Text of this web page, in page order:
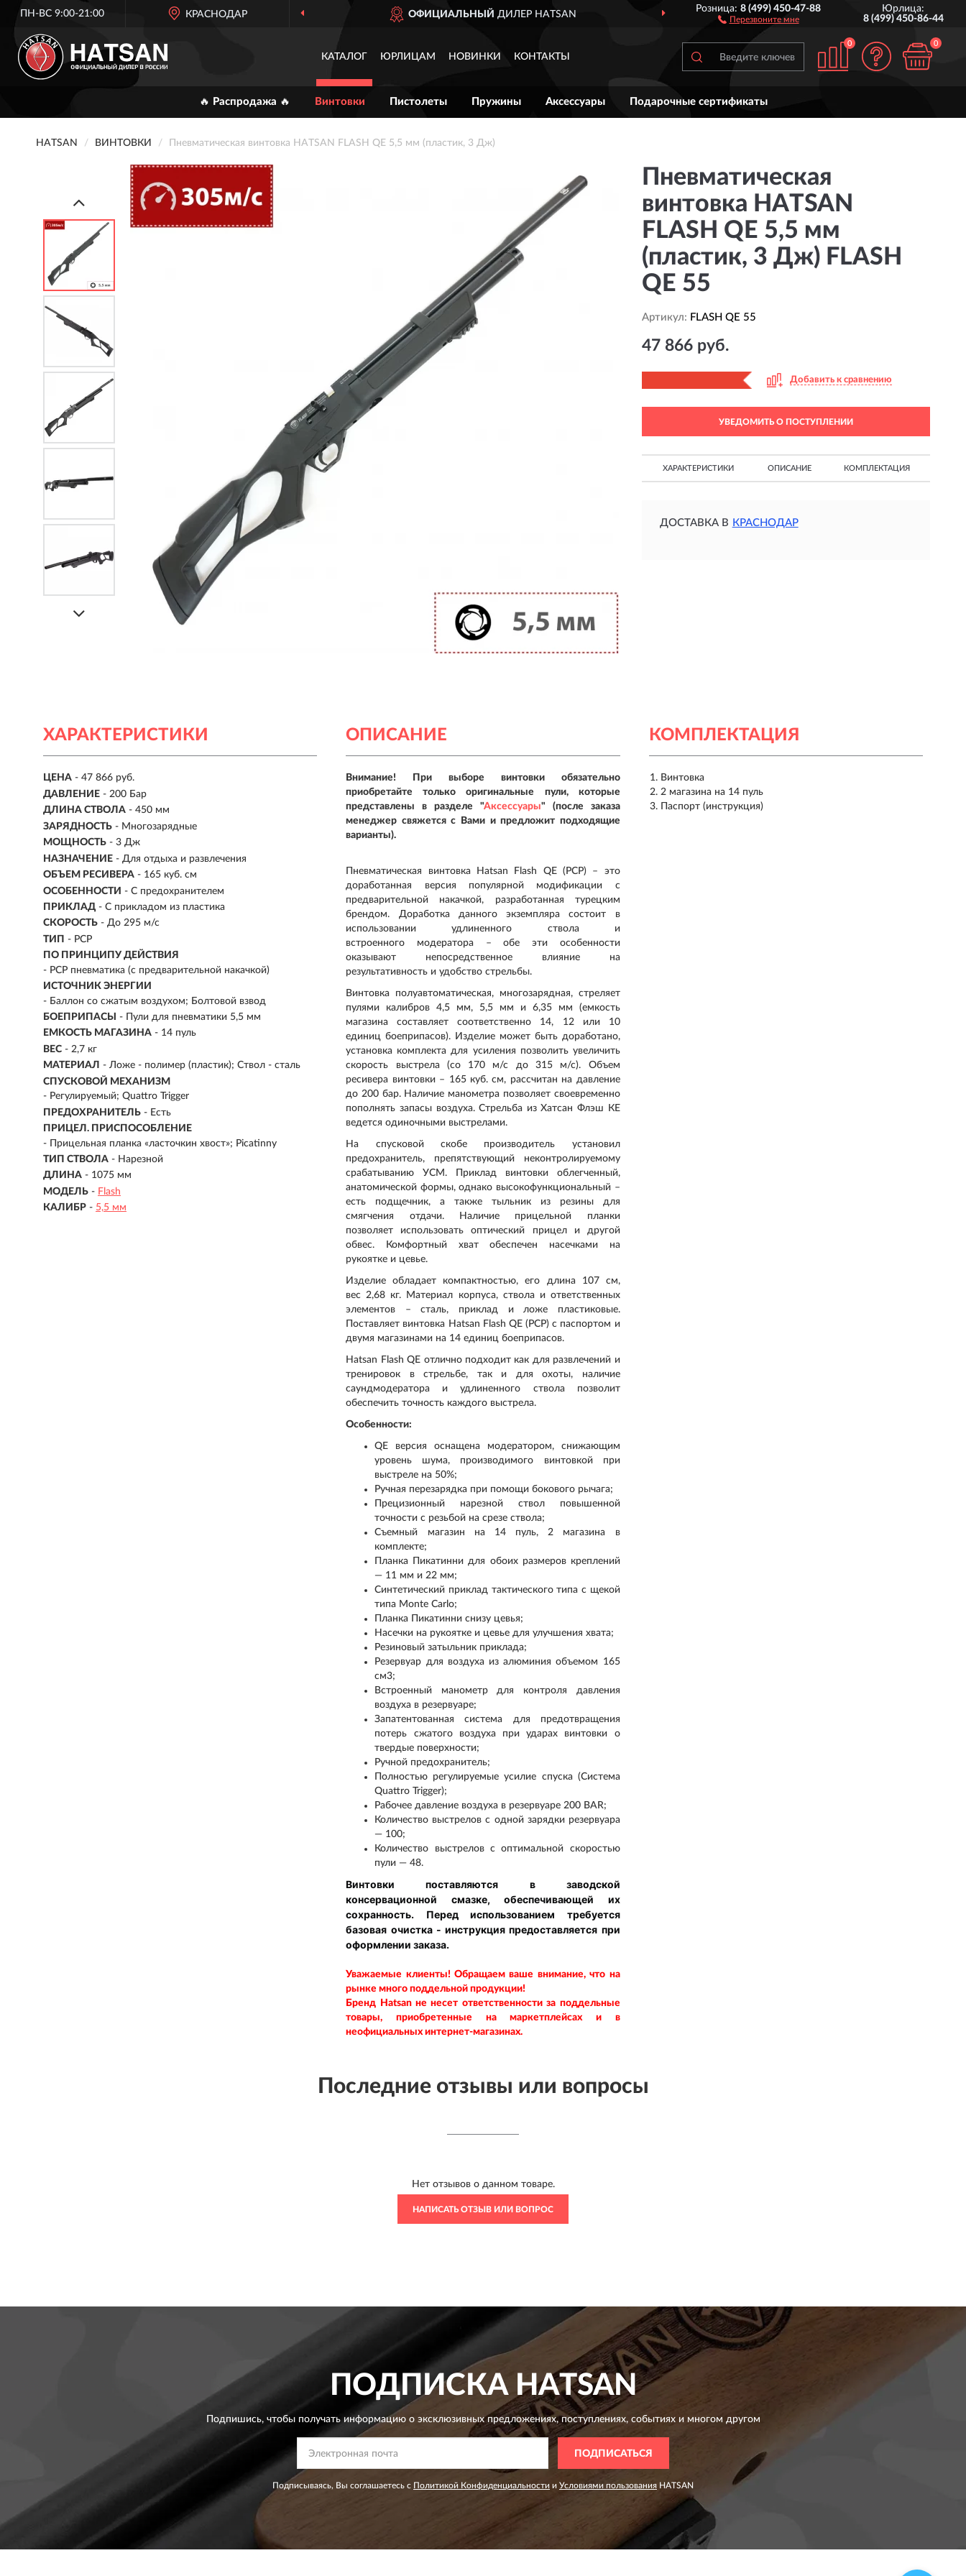
ПН-ВС 9:00-21:00 КРАСНОДАР ОФИЦИАЛЬНЫЙ ДИЛЕР HATSAN ДОСТАВИМ ПО ВСЕЙ РОССИИ
Розница:8 (499) 450-47-88
Перезвоните мне
Юрлица:
8 (499) 450-86-44
КАТАЛОГ ЮРЛИЦАМ НОВИНКИ КОНТАКТЫ
0 0
🔥 Распродажа 🔥 Винтовки Пистолеты Пружины Аксессуары Подарочные сертификаты
HATSAN ВИНТОВКИ Пневматическая винтовка HATSAN FLASH QE 5,5 мм (пластик, 3 Дж)
Пневматическая
винтовка HATSAN
FLASH QE 5,5 мм
(пластик, 3 Дж) FLASH
QE 55
Артикул: FLASH QE 55
47 866 руб.
Добавить к сравнению
УВЕДОМИТЬ О ПОСТУПЛЕНИИ
ХАРАКТЕРИСТИКИ ОПИСАНИЕ КОМПЛЕКТАЦИЯ
ДОСТАВКА В КРАСНОДАР
ХАРАКТЕРИСТИКИ
ЦЕНА - 47 866 руб.
ДАВЛЕНИЕ - 200 Бар
ДЛИНА СТВОЛА - 450 мм
ЗАРЯДНОСТЬ - Многозарядные
МОЩНОСТЬ - 3 Дж
НАЗНАЧЕНИЕ - Для отдыха и развлечения
ОБЪЕМ РЕСИВЕРА - 165 куб. см
ОСОБЕННОСТИ - С предохранителем
ПРИКЛАД - С прикладом из пластика
СКОРОСТЬ - До 295 м/с
ТИП - PCP
ПО ПРИНЦИПУ ДЕЙСТВИЯ
- PCP пневматика (с предварительной накачкой)
ИСТОЧНИК ЭНЕРГИИ
- Баллон со сжатым воздухом; Болтовой взвод
БОЕПРИПАСЫ
- Пули для пневматики 5,5 мм
ЕМКОСТЬ МАГАЗИНА - 14 пуль
ВЕС - 2,7 кг
МАТЕРИАЛ - Ложе - полимер (пластик); Ствол - сталь
СПУСКОВОЙ МЕХАНИЗМ
- Регулируемый; Quattro Trigger
ПРЕДОХРАНИТЕЛЬ - Есть
ПРИЦЕЛ. ПРИСПОСОБЛЕНИЕ
- Прицельная планка «ласточкин хвост»; Picatinny
ТИП СТВОЛА - Нарезной
ДЛИНА - 1075 мм
МОДЕЛЬ - Flash
КАЛИБР - 5,5 мм
КОМПЛЕКТАЦИЯ
Винтовка
2 магазина на 14 пуль
Паспорт (инструкция)
ОПИСАНИЕ
Внимание! При выборе винтовки обязательно
приобретайте только оригинальные пули, которые
представлены в разделе "Аксессуары" (после заказа
менеджер свяжется с Вами и предложит подходящие
варианты).
Пневматическая винтовка Hatsan Flash QE (PCP) – это
доработанная версия популярной модификации с
предварительной накачкой, разработанная турецким
брендом. Доработка данного экземпляра состоит в
использовании удлиненного ствола и
встроенного модератора – обе эти особенности
оказывают непосредственное влияние на
результативность и удобство стрельбы.
Винтовка полуавтоматическая, многозарядная, стреляет
пулями калибров 4,5 мм, 5,5 мм и 6,35 мм (емкость
магазина составляет соответственно 14, 12 или 10
единиц боеприпасов). Изделие может быть доработано,
установка комплекта для усиления позволить увеличить
скорость выстрела (со 170 м/с до 315 м/с). Объем
ресивера винтовки – 165 куб. см, рассчитан на давление
до 200 бар. Наличие манометра позволяет своевременно
пополнять запасы воздуха. Стрельба из Хатсан Флэш КЕ
ведется одиночными выстрелами.
На спусковой скобе производитель установил
предохранитель, препятствующий неконтролируемому
срабатыванию УСМ. Приклад винтовки облегченный,
анатомической формы, однако высокофункциональный –
есть подщечник, а также тыльник из резины для
смягчения отдачи. Наличие прицельной планки
позволяет использовать оптический прицел и другой
обвес. Комфортный хват обеспечен насечками на
рукоятке и цевье.
Изделие обладает компактностью, его длина 107 см,
вес 2,68 кг. Материал корпуса, ствола и ответственных
элементов – сталь, приклад и ложе пластиковые.
Поставляет винтовка Hatsan Flash QE (PCP) с паспортом и
двумя магазинами на 14 единиц боеприпасов.
Hatsan Flash QE отлично подходит как для развлечений и
тренировок в стрельбе, так и для охоты, наличие
саундмодератора и удлиненного ствола позволит
обеспечить точность каждого выстрела.
Особенности:
QE версия оснащена модератором, снижающим
уровень шума, производимого винтовкой при
выстреле на 50%;
Ручная перезарядка при помощи бокового рычага;
Прецизионный нарезной ствол повышенной
точности с резьбой на срезе ствола;
Съемный магазин на 14 пуль, 2 магазина в
комплекте;
Планка Пикатинни для обоих размеров креплений
— 11 мм и 22 мм;
Синтетический приклад тактического типа с щекой
типа Monte Carlo;
Планка Пикатинни снизу цевья;
Насечки на рукоятке и цевье для улучшения хвата;
Резиновый затыльник приклада;
Резервуар для воздуха из алюминия объемом 165
см3;
Встроенный манометр для контроля давления
воздуха в резервуаре;
Запатентованная система для предотвращения
потерь сжатого воздуха при ударах винтовки о
твердые поверхности;
Ручной предохранитель;
Полностью регулируемые усилие спуска (Система
Quattro Trigger);
Рабочее давление воздуха в резервуаре 200 BAR;
Количество выстрелов с одной зарядки резервуара
— 100;
Количество выстрелов с оптимальной скоростью
пули — 48.
Винтовки поставляются в заводской
консервационной смазке, обеспечивающей их
сохранность. Перед использованием требуется
базовая очистка - инструкция предоставляется при
оформлении заказа.
Уважаемые клиенты! Обращаем ваше внимание, что на
рынке много поддельной продукции!
Бренд Hatsan не несет ответственности за поддельные
товары, приобретенные на маркетплейсах и в
неофициальных интернет-магазинах.
Последние отзывы или вопросы
Нет отзывов о данном товаре.
НАПИСАТЬ ОТЗЫВ ИЛИ ВОПРОС
ПОДПИСКАHATSAN
Подпишись, чтобы получать информацию о эксклюзивных предложениях,поступлениях, событиях и многом другом
ПОДПИСАТЬСЯ
Подписываясь, Вы соглашаетесь с Политикой Конфиденциальности и Условиями пользования HATSAN